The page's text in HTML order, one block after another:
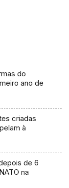
do
ano de
criadas
à
de 6
na